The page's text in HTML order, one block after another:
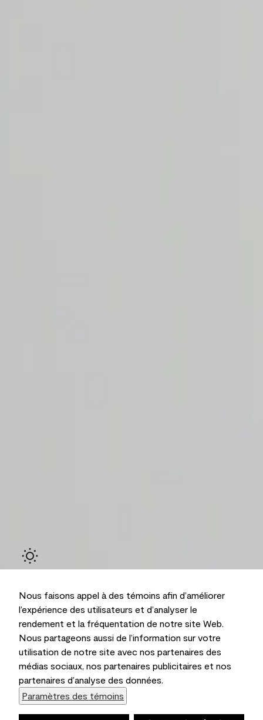
Nous faisons appel à des témoins afin d’améliorer
l’expérience des utilisateurs et d’analyser le
rendement et la fréquentation de notre site Web.
Nous partageons aussi de l’information sur votre
utilisation de notre site avec nos partenaires des
médias sociaux, nos partenaires publicitaires et nos
partenaires d’analyse des données.
Paramètres des témoins
Ambiant